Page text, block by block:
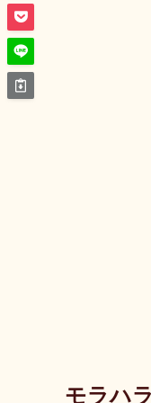
モラハ